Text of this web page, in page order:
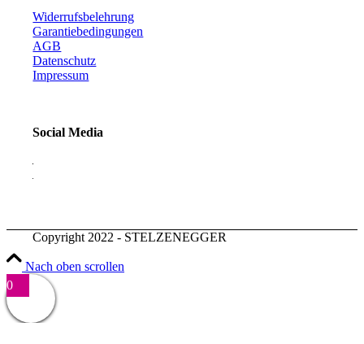
Widerrufsbelehrung
Garantiebedingungen
AGB
Datenschutz
Impressum
Social Media
Copyright 2022 - STELZENEGGER
Nach oben scrollen
0